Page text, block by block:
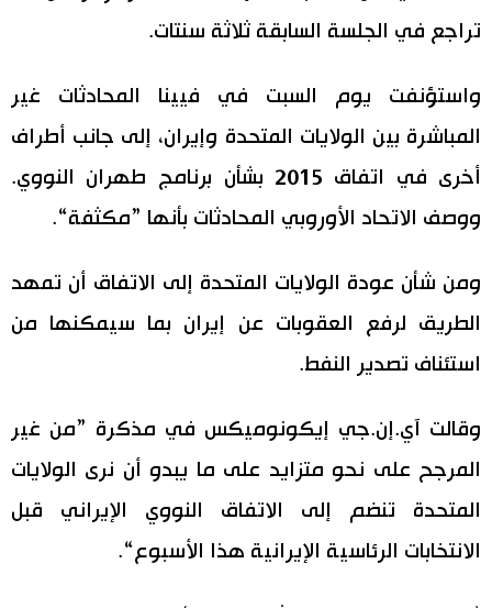
تراجع في الجلسة السابقة ثلاثة سنتات.
واستؤنفت يوم السبت في فيينا المحادثات غير
المباشرة بين الولايات المتحدة وإيران، إلى جانب أطراف
أخرى في اتفاق 2015 بشأن برنامج طهران النووي.
ووصف الاتحاد الأوروبي المحادثات بأنها ”مكثفة“.
ومن شأن عودة الولايات المتحدة إلى الاتفاق أن تمهد
الطريق لرفع العقوبات عن إيران بما سيمكنها من
استئناف تصدير النفط.
وقالت آي.إن.جي إيكونوميكس في مذكرة ”من غير
المرجح على نحو متزايد على ما يبدو أن نرى الولايات
المتحدة تنضم إلى الاتفاق النووي الإيراني قبل
الانتخابات الرئاسية الإيرانية هذا الأسبوع“.